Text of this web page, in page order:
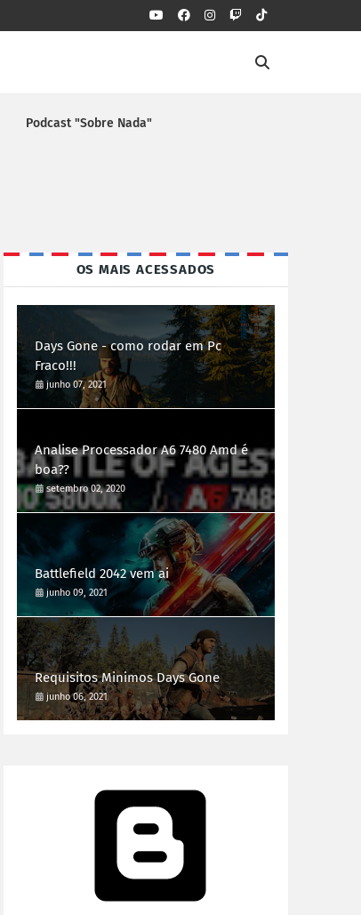
Podcast "Sobre Nada"
OS MAIS ACESSADOS
Days Gone - como rodar em Pc
Fraco!!!
junho 07, 2021
Analise Processador A6 7480 Amd é
boa??
setembro 02, 2020
Battlefield 2042 vem ai
junho 09, 2021
Requisitos Minimos Days Gone
junho 06, 2021